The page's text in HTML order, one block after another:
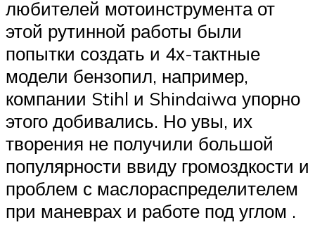
любителей мотоинструмента от
этой рутинной работы были
попытки создать и 4х-тактные
модели бензопил, например,
компании Stihl и Shindaiwa упорно
этого добивались. Но увы, их
творения не получили большой
популярности ввиду громоздкости и
проблем с маслораспределителем
при маневрах и работе под углом .